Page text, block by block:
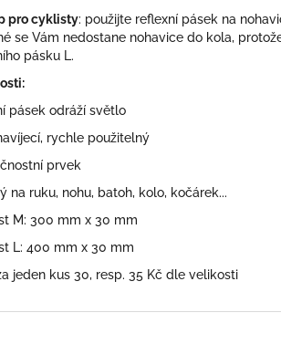
pro cyklisty: použijte reflexní pásek na
se Vám nedostane nohavice do kola,
pásku L.
pásek odráží světlo
rychle použitelný
prvek
na ruku, nohu, batoh, kolo, kočárek...
M: 300 mm x 30 mm
L: 400 mm x 30 mm
jeden kus 30, resp. 35 Kč dle velikosti